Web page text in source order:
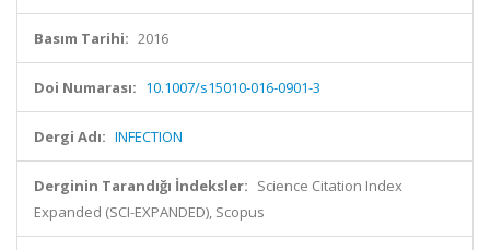
Basım Tarihi: 2016
Doi Numarası: 10.1007/s15010-016-0901-3
Dergi Adı: INFECTION
Derginin Tarandığı İndeksler: Science Citation Index
Expanded (SCI-EXPANDED), Scopus